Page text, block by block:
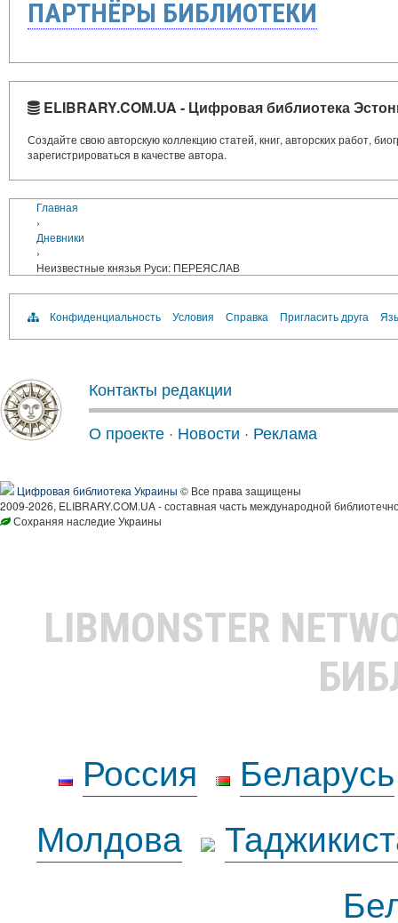
ПАРТНЁРЫ БИБЛИОТЕКИ
ELIBRARY.COM.UA - Цифровая библиотека
Создайте свою авторскую коллекцию статей, книг, авторских работ,
зарегистрироваться в качестве автора.
Главная
›
Дневники
›
Неизвестные князья Руси: ПЕРЕЯСЛАВ
Конфиденциальность Условия Справка Пригласить друга
Контакты редакции
О проекте · Новости · Реклама
Цифровая библиотека Украины © Все права защищены
2009-2026, ELIBRARY.COM.UA - составная часть международной
Сохраняя наследие Украины
LIBMONSTER
Россия
Беларусь
Молдова